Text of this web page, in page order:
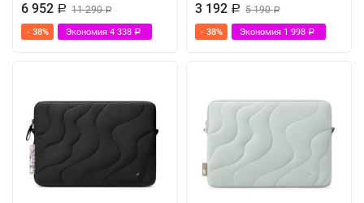
6 952 Р 11 290Р
- 38% Экономия 4 338 Р
3 192 Р 5 190Р
- 38% Экономия 1 998 Р